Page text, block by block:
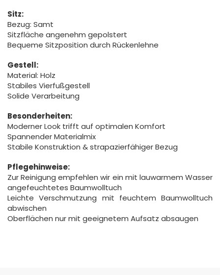
Sitz:
Bezug: Samt
Sitzfläche angenehm gepolstert
Bequeme Sitzposition durch Rückenlehne
Gestell:
Material: Holz
Stabiles Vierfußgestell
Solide Verarbeitung
Besonderheiten:
Moderner Look trifft auf optimalen Komfort
Spannender Materialmix
Stabile Konstruktion & strapazierfähiger Bezug
Pflegehinweise:
Zur Reinigung empfehlen wir ein mit lauwarmem Wasser
angefeuchtetes Baumwolltuch
Leichte Verschmutzung mit feuchtem Baumwolltuch
abwischen
Oberflächen nur mit geeignetem Aufsatz absaugen